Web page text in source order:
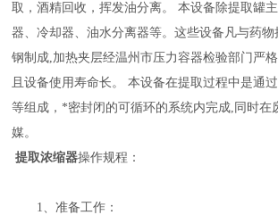
取，酒精回收，挥发油分离。 本设备除提取罐
器、冷却器、油水分离器等。这些设备凡与药
钢制成,加热夹层经温州市压力容器检验部门严
且设备使用寿命长。 本设备在提取过程中是通
等组成，*密封闭的可循环的系统内完成,同时在
媒。
提取浓缩器操作规程：
1、准备工作：